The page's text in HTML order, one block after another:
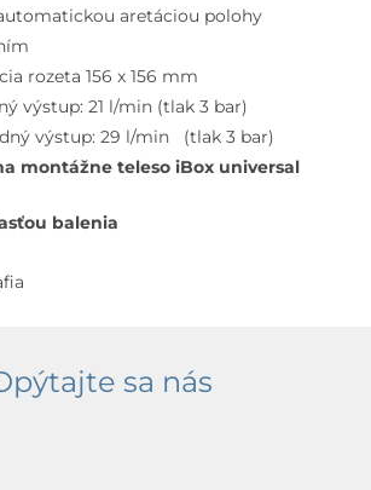
aretáciou polohy
rozeta 156 x 156 mm
výstup: 21 l/min (tlak 3 bar)
výstup: 29 l/min (tlak 3 bar)
montážne teleso iBox universal
balenia
sa nás